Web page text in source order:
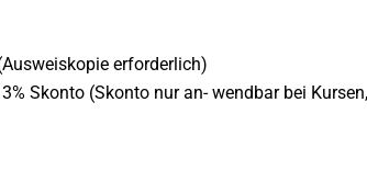
erforderlich)
Skonto (Skonto nur an- wendbar bei